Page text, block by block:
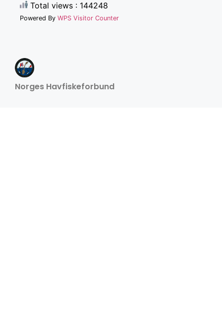
Total views : 144248
Powered By WPS Visitor Counter
Norges Havfiskeforbund